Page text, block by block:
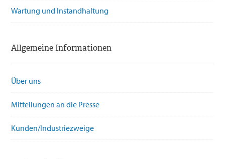
Wartung und Instandhaltung
Allgemeine Informationen
Über uns
Mitteilungen an die Presse
Kunden/Industriezweige